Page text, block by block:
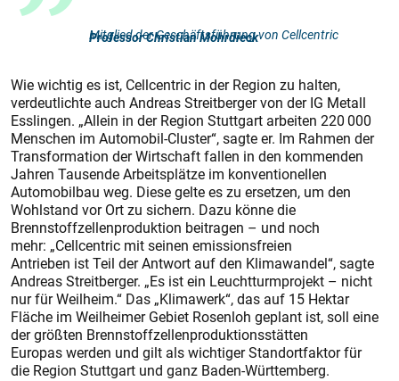
Professor Christian Mohrdieck
Mitglied der Geschäftsführung von Cellcentric
Wie wichtig es ist, Cellcentric in der Region zu halten,
verdeutlichte auch Andreas Streitberger von der IG Metall
Esslingen. „Allein in der Region Stuttgart arbeiten 220 000
Menschen im Automobil-Cluster“, sagte er. Im Rahmen der
Transformation der Wirtschaft fallen in den kommenden
Jahren Tausende Arbeitsplätze im konventionellen
Automobilbau weg. Diese gelte es zu ersetzen, um den
Wohlstand vor Ort zu sichern. Dazu könne die
Brennstoffzellenproduktion beitragen – und noch
mehr: „Cellcentric mit seinen emissionsfreien
Antrieben ist Teil der Antwort auf den Klimawandel“, sagte
Andreas Streitberger. „Es ist ein Leuchtturmprojekt – nicht
nur für Weilheim.“ Das „Klimawerk“, das auf 15 Hektar
Fläche im Weilheimer Gebiet Rosenloh geplant ist, soll eine
der größten Brennstoffzellenproduktionsstätten
Europas werden und gilt als wichtiger Standortfaktor für
die Region Stuttgart und ganz Baden-Württemberg.